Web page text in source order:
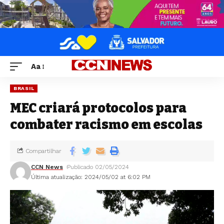
Aa
BRASIL
MEC criará protocolos para
combater racismo em escolas
Última atualização: 2024/05/02 at 6:02 PM
CCN News Publicado 02/05/2024
Compartilhar